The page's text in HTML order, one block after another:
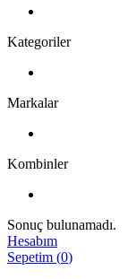
Kategoriler
Markalar
Kombinler
Sonuç bulunamadı.
Hesabım
Sepetim (0)